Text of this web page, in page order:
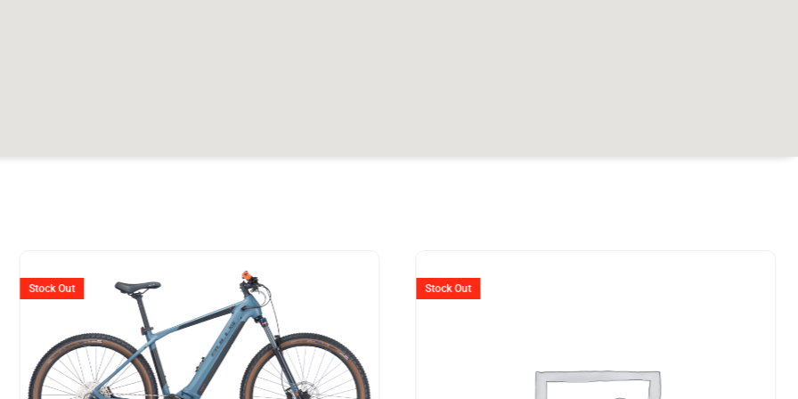
Stock Out
Preis
war:
CHF 3'999
ist:
CHF 3'299.
Stock Out
CHF 2'395